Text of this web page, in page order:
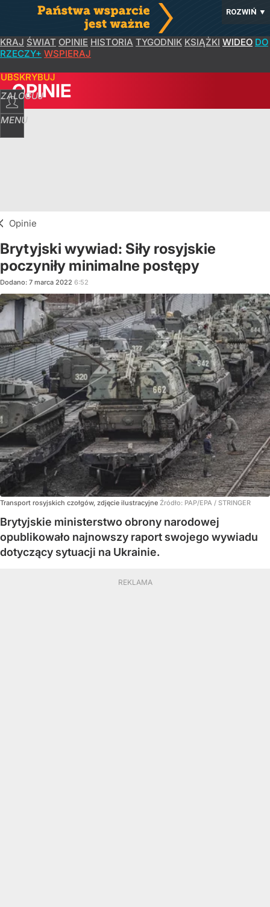
ROZWIŃ ▼
KRAJ ŚWIAT OPINIE HISTORIA TYGODNIK KSIĄŻKI WIDEO DO
RZECZY+ WSPIERAJ
ZALOGUJ
MENU
OPINIE
Opinie
Brytyjski wywiad: Siły rosyjskie
poczyniły minimalne postępy
Dodano: 7 marca 2022 6:52
Transport rosyjskich czołgów, zdjęcie ilustracyjne Źródło: PAP/EPA / STRINGER
Brytyjskie ministerstwo obrony narodowej
opublikowało najnowszy raport swojego wywiadu
dotyczący sytuacji na Ukrainie.